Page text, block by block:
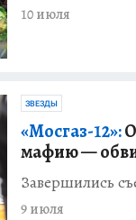
10 июля
ЗВЕЗДЫ
«Мосгаз-12»:
мафию —
Завершились
9 июля